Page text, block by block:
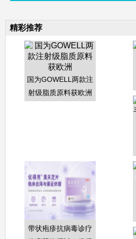
精彩推荐
国为GOWELL两款注
射级脂质原料获欧洲
带状疱疹抗病毒诊疗